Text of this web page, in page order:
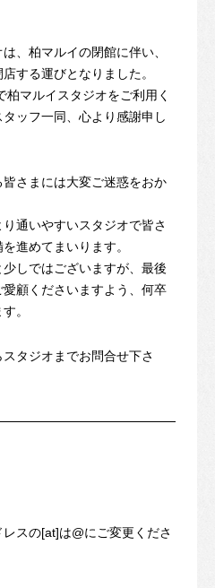
、柏マルイの閉館に伴い、
する運びとなりました。
マルイスタジオをご利用く
ッフ一同、心より感謝申し
さまには大変ご迷惑をおか
通いやすいスタジオで皆さ
進めてまいります。
しではございますが、最後
顧くださいますよう、何卒
。
タジオまでお問合せ下さ
スの[at]は@にご変更くださ